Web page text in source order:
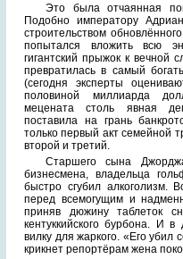
Это была отчаянная
Подобно императору
строительством
попытался вложить всю
гигантский прыжок к вечной
превратилась в самый
(сегодня эксперты
половиной миллиарда
мецената столь явная
поставила на грань
только первый акт семейной
второй и третий.
Старшего сына
бизнесмена, владельца
быстро сгубил алкоголизм.
перед всемогущим и
приняв дюжину таблеток
кентуккийского бурбона. И
вилку для жаркого. «Его убил
крикнет репортёрам жена